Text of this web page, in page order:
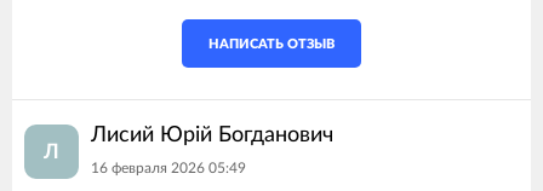
НАПИСАТЬ ОТЗЫВ
Л
Лисий Юрій Богданович
16 февраля 2026 05:49